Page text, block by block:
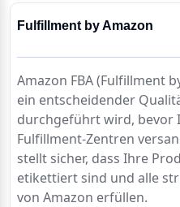
Fulfillment by Amazon
Amazon FBA (Fulfillment
ein entscheidender
durchgeführt wird, bevor
Fulfillment-Zentren
stellt sicher, dass Ihre
etikettiert sind und alle
von Amazon erfüllen.